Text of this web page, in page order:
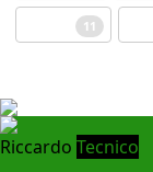
11
Riccardo Tecnico